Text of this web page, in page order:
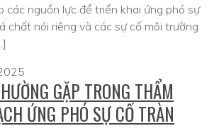
các nguồn lực để triển khai ứng phó sự
chất nói riêng và các sự cố môi trường
GẶP TRONG THẨM
ỨNG PHÓ SỰ CỐ TRÀN